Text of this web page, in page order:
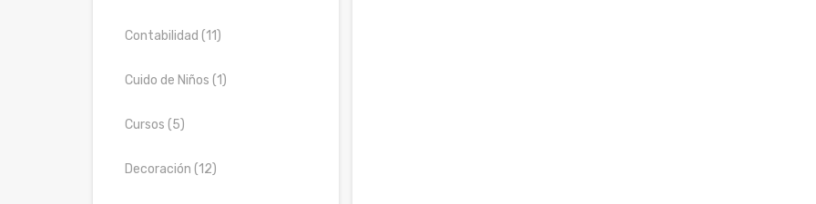
Contabilidad (11)
Cuido de Niños (1)
Cursos (5)
Decoración (12)